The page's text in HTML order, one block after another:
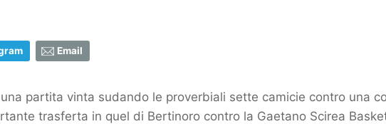
Email
partita vinta sudando le proverbiali sette camicie contro una
trasferta in quel di Bertinoro contro la Gaetano Scirea